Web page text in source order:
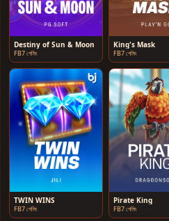
Destiny of Sun & Moon
FB7 গেমিং
King's Mask
FB7 গেমিং
TWIN WINS
FB7 গেমিং
Pirate King
FB7 গেমিং